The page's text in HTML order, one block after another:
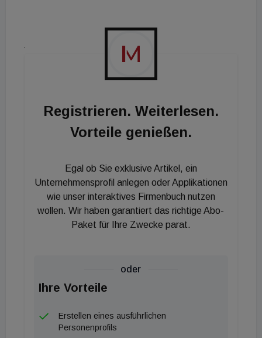
mit 3,6 Mio. Euro bewertet. Die Liegenschaft ist
finanzierende Bank belastet.
gemeinsam mit der SFL technologies GmbH
durchgeführt. Über das Vermögen der SFL
technologies GmbH ist ein Konkursverfahren am
&nbsp;
Registrieren. Weiterlesen.
Vorteile genießen.
Egal ob Sie exklusive Artikel, ein
Unternehmensprofil anlegen oder Applikationen
wie unser interaktives Firmenbuch nutzen
wollen. Wir haben garantiert das richtige Abo-
Paket für Ihre Zwecke parat.
oder
Ihre Vorteile
Erstellen eines ausführlichen
Personenprofils